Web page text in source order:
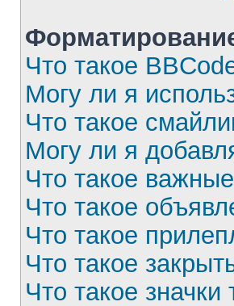
Что такое
Могу ли я
Что такое
Могу ли я
Что такое
Что такое
Что такое
Что такое
Что такое значки